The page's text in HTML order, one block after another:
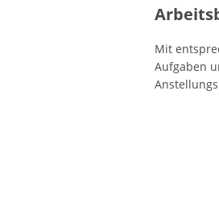
Mit
Aufgaben